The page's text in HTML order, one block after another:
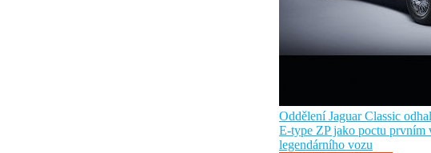
Oddělení Jaguar Classic
E-type ZP jako poctu prvním
legendárního vozu